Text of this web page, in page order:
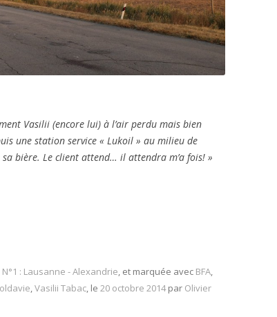
Vasilii (encore lui) à l’air perdu mais bien
une station service « Lukoil » au milieu de
bière. Le client attend… il attendra m’a fois! »
N°1 : Lausanne - Alexandrie, et marquée avec BFA,
,Vasilii Tabac, le 20 octobre 2014 par Olivier